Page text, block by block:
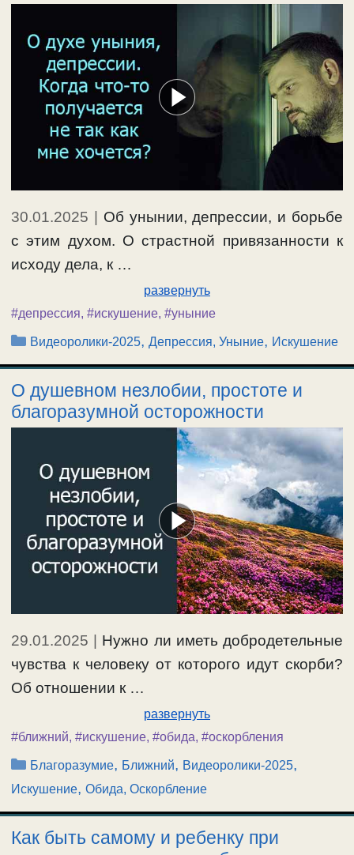
30.01.2025
Об унынии, депрессии, и борьбе
с этим духом. О страстной привязанности к
исходу дела, к …
развернуть
#депрессия, #искушение, #уныние
Рубрики
Видеоролики-2025,Депрессия, Уныние, Искушение
О душевном незлобии, простоте и
благоразумной осторожности
29.01.2025 | Нужно ли иметь добродетельные
чувства к человеку от которого идут скорби?
Об отношении к …
развернуть
#ближний, #искушение, #обида, #оскорбления
Рубрики
Благоразумие, Ближний, Видеоролики-2025,
Искушение, Обида, Оскорбление
Как быть самому и ребенку при